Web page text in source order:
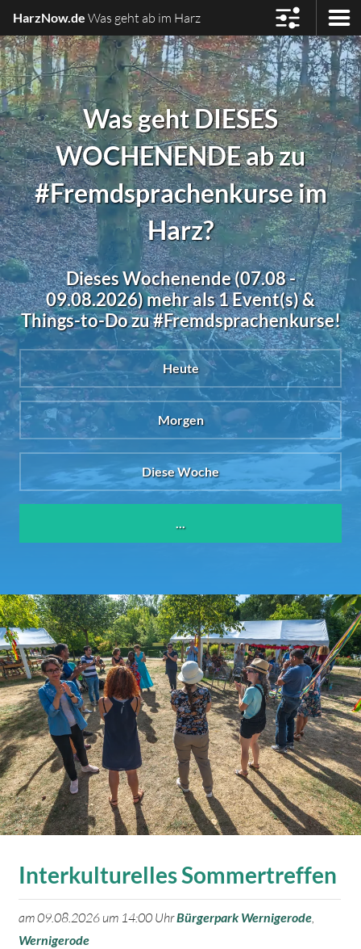
HarzNow.de Was geht ab im Harz
Was geht DIESES
WOCHENENDE ab zu
#Fremdsprachenkurse im
Harz?
Dieses Wochenende (07.08 -
09.08.2026) mehr als 1 Event(s) &
Things-to-Do zu #Fremdsprachenkurse!
Heute
Morgen
Diese Woche
Interkulturelles Sommertreffen
am 09.08.2026 um 14:00 UhrBürgerpark Wernigerode,
Wernigerode